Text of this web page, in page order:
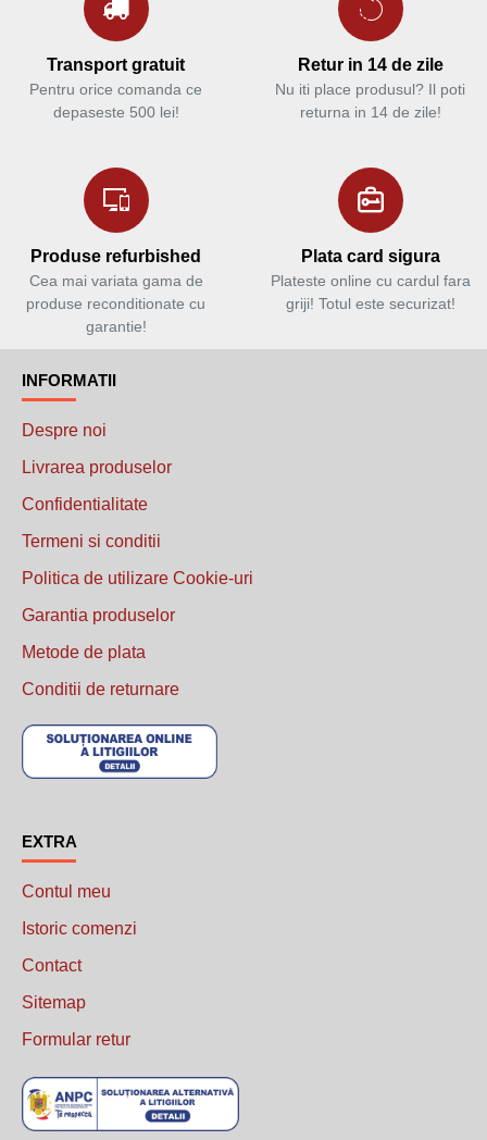
Transport gratuit
Pentru orice comanda ce
depaseste 500 lei!
Retur in 14 de zile
Nu iti place produsul? Il poti
returna in 14 de zile!
Produse refurbished
Cea mai variata gama de
produse reconditionate cu
garantie!
Plata card sigura
Plateste online cu cardul fara
griji! Totul este securizat!
INFORMATII
Despre noi
Livrarea produselor
Confidentialitate
Termeni si conditii
Politica de utilizare Cookie-uri
Garantia produselor
Metode de plata
Conditii de returnare
......................................
EXTRA
Contul meu
Istoric comenzi
Contact
Sitemap
Formular retur
..........................................